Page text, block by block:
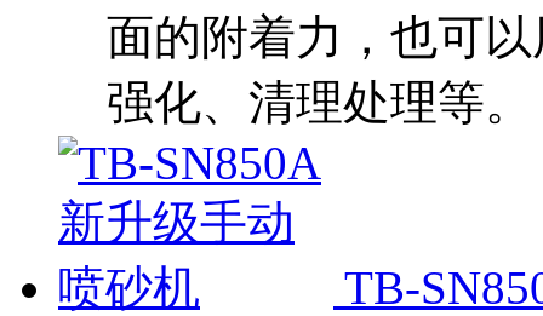
面的附着力，也可
强化、清理处理等。
TB-